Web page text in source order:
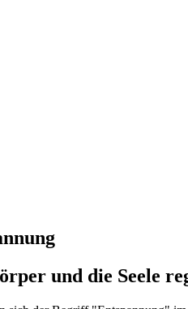
und die Seele